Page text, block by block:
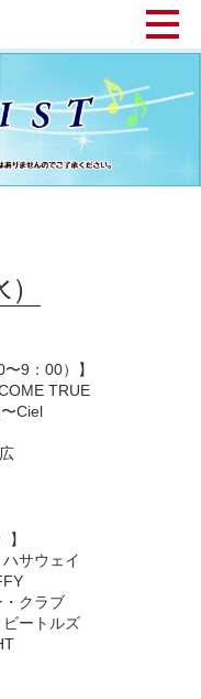
9：00）】
TRUE
Ciel
サウェイ
クラブ
ートルズ